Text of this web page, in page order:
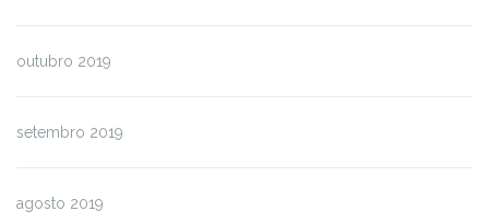
outubro 2019
setembro 2019
agosto 2019